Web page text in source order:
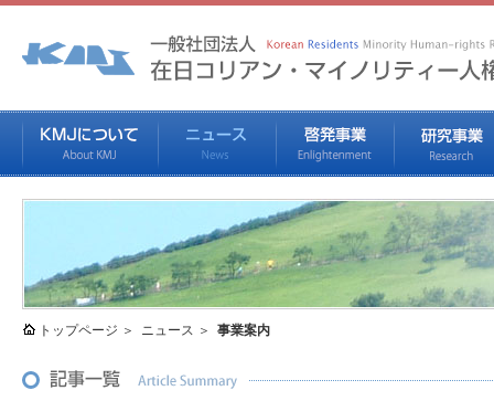
トップページ ニュース 事業案内